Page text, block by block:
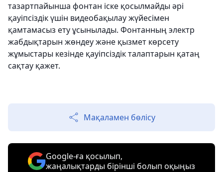
тазартпайынша фонтан іске қосылмайды әрі
қауіпсіздік үшін видеобақылау жүйесімен
қамтамасыз ету ұсынылады. Фонтанның электр
жабдықтарын жөндеу және қызмет көрсету
жұмыстары кезінде қауіпсіздік талаптарын қатаң
сақтау қажет.
Мақаламен бөлісу
Google-ға қосылып,
жаңалықтарды бірінші болып оқыңыз